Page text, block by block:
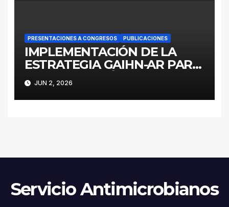
PRESENTACIONES A CONGRESOS PUBLICACIONES
IMPLEMENTACIÓN DE LA
ESTRATEGIA GAIHN-AR PARA
LA CONTENCIÓN DE
ENTEROBACTERALES
PRODUCTORES DE
ARGENTINA
JUN 2, 2026
Servicio Antimicrobianos